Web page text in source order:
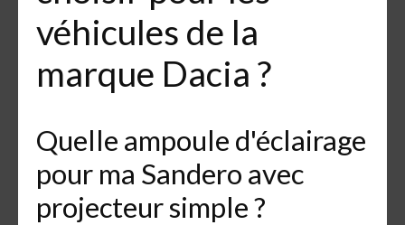
véhicules de la
marque Dacia ?
Quelle ampoule d'éclairage
pour ma Sandero avec
projecteur simple ?